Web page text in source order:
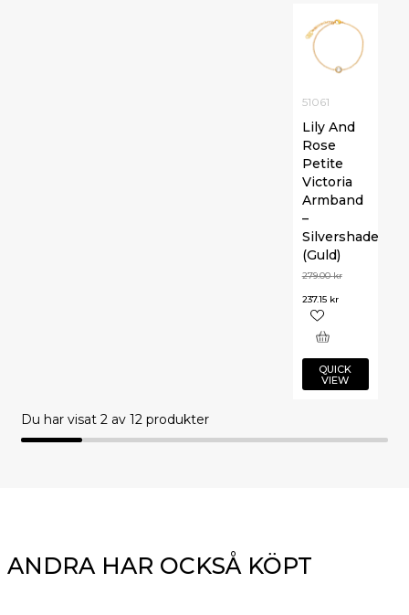
51061
Lily And
Rose
Petite
Victoria
Armband
–
Silvershade
(Guld)
279.00kr
237.15 kr
QUICK
VIEW
Du har visat 2av 12 produkter
ANDRA HAR OCKSÅ KÖPT